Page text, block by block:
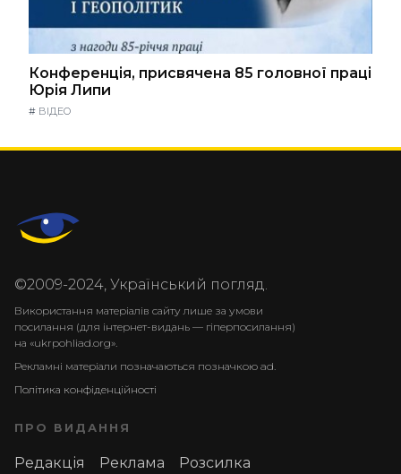
Конференція, присвячена 85 головної праці
Юрія Липи
# ВІДЕО
©2009-2024, Український погляд.
Використання матеріалів сайту лише за умови
посилання (для інтернет-видань — гіперпосилання)
на «ukrpohliad.org».
Рекламні матеріали позначаються позначкою ad.
Політика конфіденційності
ПРО ВИДАННЯ
Редакція Реклама Розсилка